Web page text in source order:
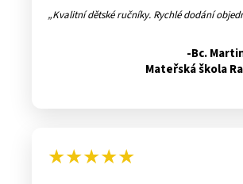
Kvalitní dětské ručníky. Rychlé dodání
-Bc.
Mateřská škola
★★★★★